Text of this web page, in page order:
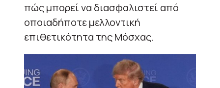
πώς μπορεί να διασφαλιστεί από
οποιαδήποτε μελλοντική
επιθετικότητα της Μόσχας.